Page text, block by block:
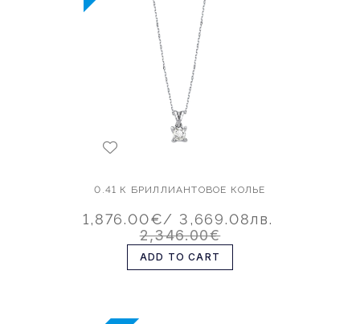
0.41 К БРИЛЛИАНТОВОЕ КОЛЬЕ
1,876.00€/ 3,669.08лв.
2,346.00€
ADD TO CART